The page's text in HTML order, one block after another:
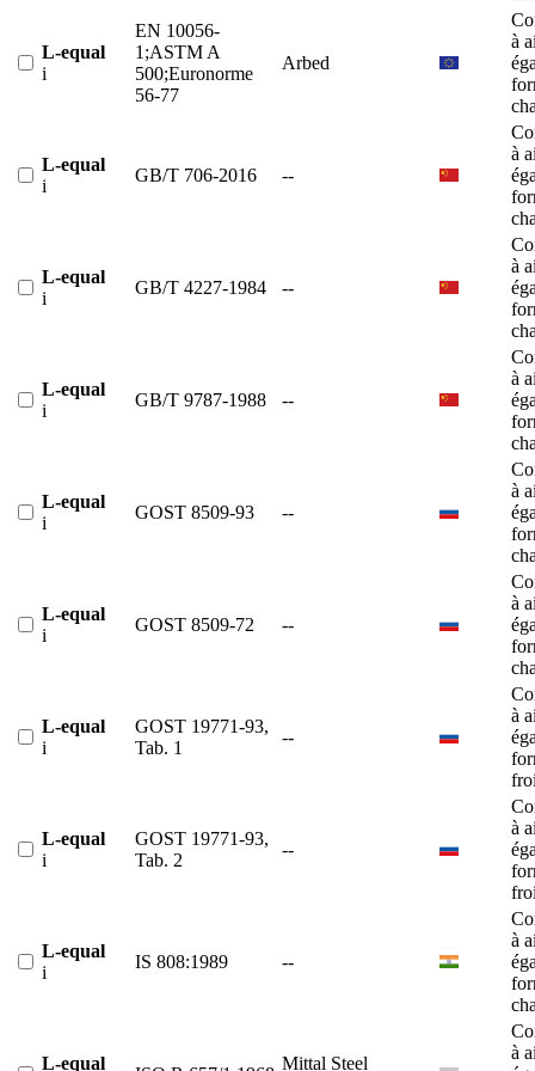
L-equal
i
EN 10056-
1;ASTM A
500;Euronorme
56-77
Arbed
à
L-equal
i
GB/T 706-2016 --
à
L-equal
i
GB/T 4227-1984 --
à
L-equal
i
GB/T 9787-1988 --
à
L-equal
i
GOST 8509-93 --
à
L-equal
i
GOST 8509-72 --
à
L-equal
i
GOST 19771-93,
Tab. 1
--
à
L-equal
i
GOST 19771-93,
Tab. 2
--
à
L-equal
i
IS 808:1989 --
à
L-equal Mittal Steel
à